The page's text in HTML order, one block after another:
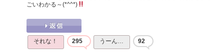
ごいわかる～(*^^*)
それな！ 295 うーん… 92